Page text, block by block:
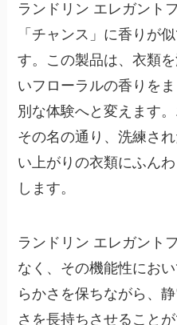
ランドリン エレガント
「チャンス」に香りが
す。この製品は、衣類
いフローラルの香りを
別な体験へと変えます
その名の通り、洗練さ
い上がりの衣類にふん
します。
ランドリン エレガント
なく、その機能性にお
らかさを保ちながら、
さを長持ちさせること